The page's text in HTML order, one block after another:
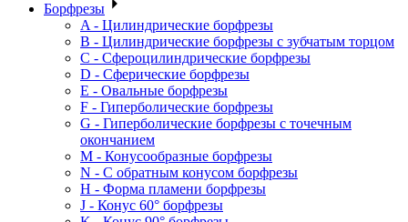
Борфрезы
A - Цилиндрические борфрезы
B - Цилиндрические борфрезы с зубчатым торцом
C - Сфероцилиндрические борфрезы
D - Сферические борфрезы
E - Овальные борфрезы
F - Гиперболические борфрезы
G - Гиперболические борфрезы с точечным
окончанием
M - Конусообразные борфрезы
N - С обратным конусом борфрезы
H - Форма пламени борфрезы
J - Конус 60° борфрезы